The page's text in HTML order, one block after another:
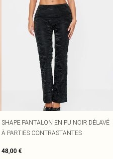
SHAPE PANTALON EN PU NOIR DÉLAVÉ
À PARTIES CONTRASTANTES
48,00 €